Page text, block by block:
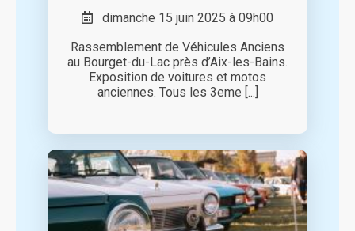
dimanche 15 juin 2025 à 09h00
Rassemblement de Véhicules Anciens
au Bourget-du-Lac près d’Aix-les-Bains.
Exposition de voitures et motos
anciennes. Tous les 3eme [...]